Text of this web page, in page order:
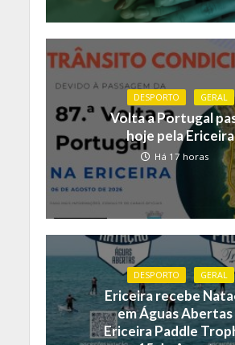
DESPORTO GERAL
Volta a Portugal
hoje pela Ericeira
Há 17 horas
DESPORTO GERAL
Ericeira recebe
em Águas Abertas
Ericeira Paddle